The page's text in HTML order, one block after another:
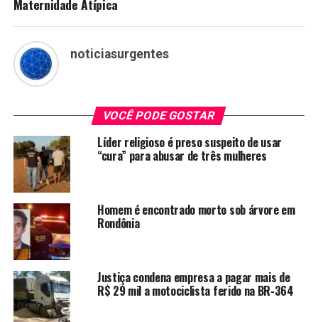
Maternidade Atípica
noticiasurgentes
VOCÊ PODE GOSTAR
Líder religioso é preso suspeito de usar
“cura” para abusar de três mulheres
Homem é encontrado morto sob árvore em
Rondônia
Justiça condena empresa a pagar mais de
R$ 29 mil a motociclista ferido na BR-364